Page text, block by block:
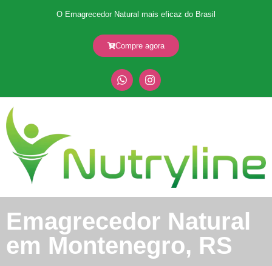
O Emagrecedor Natural mais eficaz do Brasil
Compre agora
Emagrecedor Natural
em Montenegro, RS